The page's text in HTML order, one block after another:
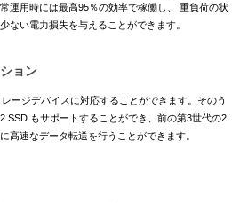
運用時には最高95％の効率で稼働し、 重負荷の状
ない電力損失を与えることができます。
ョン
ージデバイスに対応することができます。そのう
SSD もサポートすることができ、前の第3世代の2
高速なデータ転送を行うことができます。